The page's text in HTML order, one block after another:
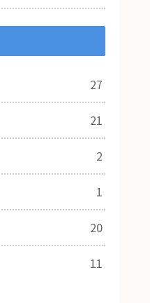
27
21
2
1
20
11